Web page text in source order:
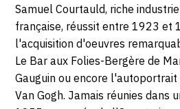
Samuel Courtauld, riche
française, réussit entre 1923 et
l'acquisition d'oeuvres
Le Bar aux Folies-Bergère de
Gauguin ou encore
Van Gogh. Jamais réunies dans